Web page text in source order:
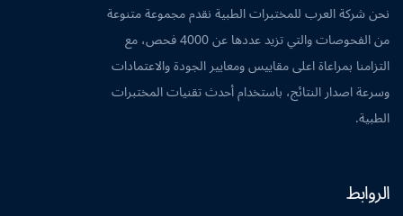
نحن شركة العرب للمختبرات الطبية نقدم مجموعة متنوعة
من الفحوصات والتي تزيد عددها عن 4000 فحص، مع
التزامنا بمراعاة اعلى مقاييس ومعايير الجودة والاعتمادات
وسرعة اصدار النتائج، باستخدام أحدث تقنيات المختبرات
الطبية.
الروابط